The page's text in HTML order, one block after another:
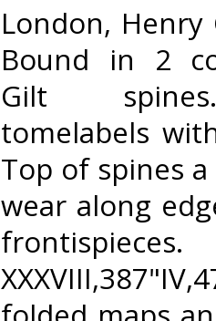
‎London, Henry
Bound in 2
Gilt
tomelabels
Top of spines
wear along
frontispieces.